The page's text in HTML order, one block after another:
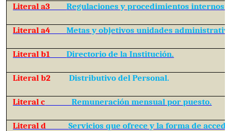
Literal a3Regulaciones y procedimientos internos.
Literal a4Metas y objetivos unidades
Literal b1Directorio de la Institución.
Literal b2Distributivo del Personal.
Literal c Remuneración mensual por puesto.
Literal dServicios que ofrece y la forma de